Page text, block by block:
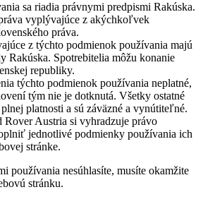
sa riadia právnymi predpismi Rakúska.
vyplývajúce z akýchkoľvek
práva.
z týchto podmienok používania majú
Rakúska. Spotrebitelia môžu konanie
republiky.
týchto podmienok používania neplatné,
tým nie je dotknutá. Všetky ostatné
platnosti a sú záväzné a vynútiteľné.
Rover Austria si vyhradzuje právo
jednotlivé podmienky používania ich
stránke.
používania nesúhlasíte, musíte okamžite
stránku.